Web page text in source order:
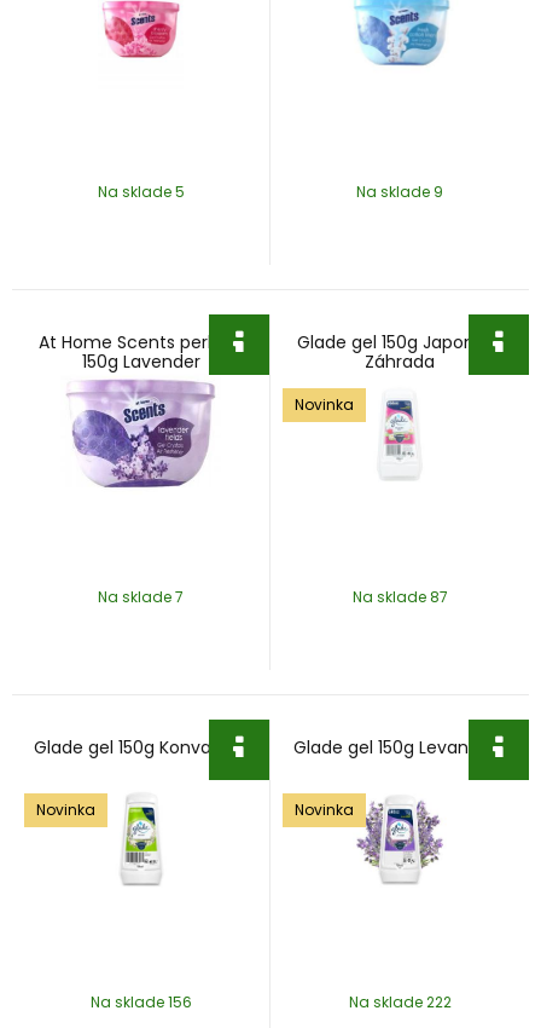
Na sklade 5 Na sklade 9
At Home Scents perličky
150g Lavender
Na sklade 7
Glade gel 150g Japonská
Záhrada
Novinka
Na sklade 87
Glade gel 150g Konvalinka
Novinka
Na sklade 156
Glade gel 150g Levanduľa
Novinka
Na sklade 222